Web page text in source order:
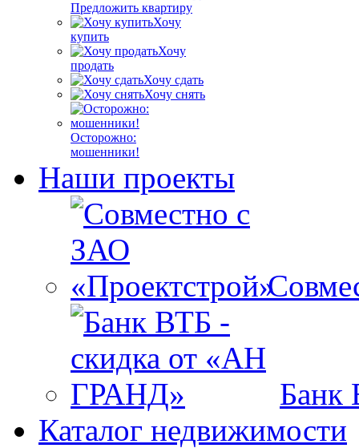
Предложить квартиру
Хочу
купить
Хочу
продать
Хочу сдать
Хочу снять
Осторожно:
мошенники!
Наши проекты
Банк
Каталог недвижимости